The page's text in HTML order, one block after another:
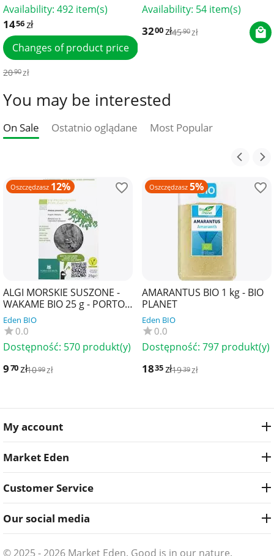
Availability: 492 item(s)
1456zł
Changes of product price
2090zł
Availability: 54 item(s)
3200zł4590zł
You may be interested
On Sale Ostatnio oglądane Most Popular
Oszczędzasz 12%
ALGI MORSKIE SUSZONE -
WAKAME BIO 25 g - PORTO
MUINOS
Eden BIO
0.0
Dostępność: 570 produkt(y)
970zł1099zł
Oszczędzasz 5%
AMARANTUS BIO 1 kg - BIO
PLANET
Eden BIO
0.0
Dostępność: 797 produkt(y)
1835zł1939zł
My account
Market Eden
Customer Service
Our social media
© 2025 - 2026 Market Eden. Good is in our nature.